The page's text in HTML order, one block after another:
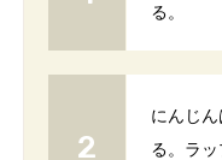
る。
にんじ
る。ラ